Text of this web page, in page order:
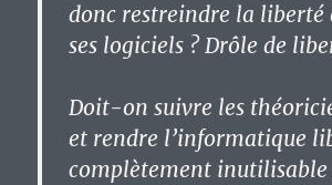
donc restreindre la liberté
ses logiciels ? Drôle de
Doit-on suivre les
et rendre l’informatique
complètement inutilisable